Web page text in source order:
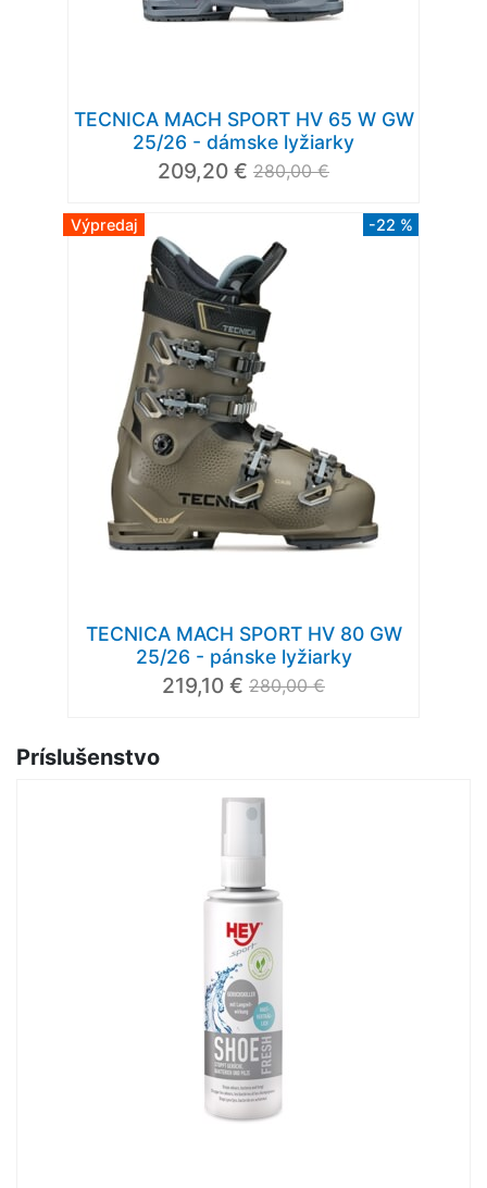
TECNICA MACH SPORT HV 65 W GW
25/26 - dámske lyžiarky
209,20 € 280,00 €
Výpredaj -22 %
TECNICA MACH SPORT HV 80 GW
25/26 - pánske lyžiarky
219,10 € 280,00 €
Príslušenstvo